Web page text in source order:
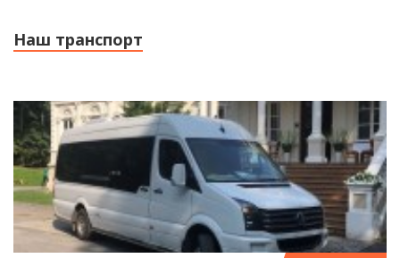
Наш транспорт